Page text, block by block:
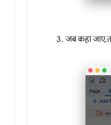
जब कहा जाए,